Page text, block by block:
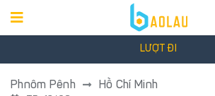
LƯỢT ĐI
Phnôm Pênh Hồ Chí Minh